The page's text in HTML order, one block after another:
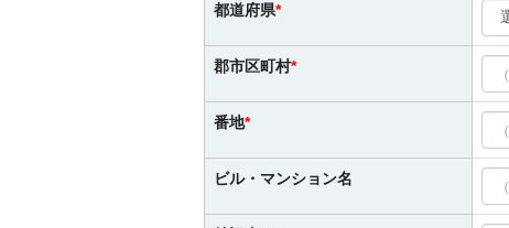
都道府県
郡市区町村
番地
ビル・マンション名